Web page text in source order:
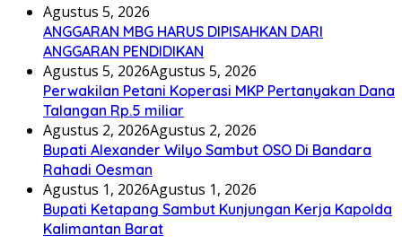
Agustus 5, 2026
ANGGARAN MBG HARUS DIPISAHKAN DARI
ANGGARAN PENDIDIKAN
Agustus 5, 2026Agustus 5, 2026
Perwakilan Petani Koperasi MKP Pertanyakan Dana
Talangan Rp.5 miliar
Agustus 2, 2026Agustus 2, 2026
Bupati Alexander Wilyo Sambut OSO Di Bandara
Rahadi Oesman
Agustus 1, 2026Agustus 1, 2026
Bupati Ketapang Sambut Kunjungan Kerja Kapolda
Kalimantan Barat